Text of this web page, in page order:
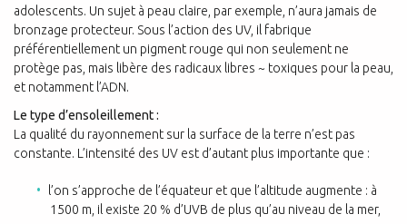
adolescents. Un sujet à peau claire, par exemple, n’aura jamais de
bronzage protecteur. Sous l’action des UV, il fabrique
préférentiellement un pigment rouge qui non seulement ne
protège pas, mais libère des radicaux libres ~ toxiques pour la peau,
et notamment l’ADN.
Le type d’ensoleillement :
La qualité du rayonnement sur la surface de la terre n’est pas
constante. L’intensité des UV est d’autant plus importante que :
l’on s’approche de l’équateur et que l’altitude augmente : à
1500 m, il existe 20 % d’UVB de plus qu’au niveau de la mer,